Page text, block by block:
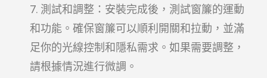
測試和調整：安裝完成後，測試窗簾的運動
和功能。確保窗簾可以順利開關和拉動，並滿
足你的光線控制和隱私需求。如果需要調整，
請根據情況進行微調。